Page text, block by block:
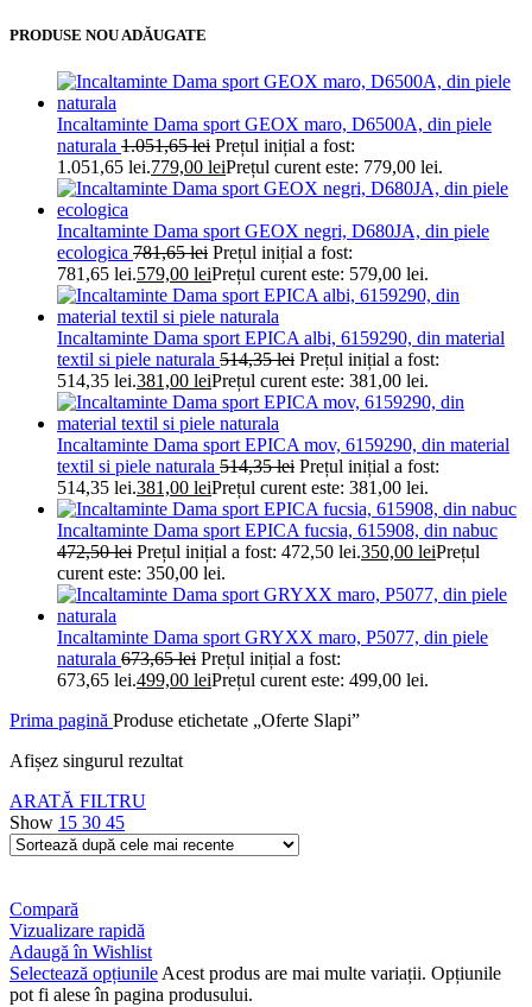
PRODUSE NOU ADĂUGATE
Incaltaminte Dama sport GEOX maro, D6500A, din piele
naturala 1.051,65lei Prețul inițial a fost:
1.051,65 lei.779,00 leiPrețul curent este: 779,00 lei.
Incaltaminte Dama sport GEOX negri, D680JA, din piele
ecologica 781,65lei Prețul inițial a fost:
781,65 lei.579,00 leiPrețul curent este: 579,00 lei.
Incaltaminte Dama sport EPICA albi, 6159290, din material
textil si piele naturala 514,35lei Prețul inițial a fost:
514,35 lei.381,00 leiPrețul curent este: 381,00 lei.
Incaltaminte Dama sport EPICA mov, 6159290, din material
textil si piele naturala 514,35lei Prețul inițial a fost:
514,35 lei.381,00 leiPrețul curent este: 381,00 lei.
Incaltaminte Dama sport EPICA fucsia, 615908, din nabuc
472,50lei Prețul inițial a fost: 472,50 lei.350,00 leiPrețul
curent este: 350,00 lei.
Incaltaminte Dama sport GRYXX maro, P5077, din piele
naturala 673,65lei Prețul inițial a fost:
673,65 lei.499,00 leiPrețul curent este: 499,00 lei.
Prima pagină Produse etichetate „Oferte Slapi”
Afișez singurul rezultat
ARATĂ FILTRU
Show 15 30 45
Compară
Vizualizare rapidă
Adaugă în Wishlist
Selectează opțiunile Acest produs are mai multe variații. Opțiunile
pot fi alese în pagina produsului.